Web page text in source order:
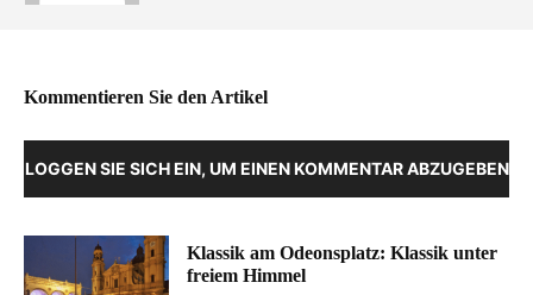
Kommentieren Sie den Artikel
LOGGEN SIE SICH EIN, UM EINEN KOMMENTAR ABZUGEBEN
Klassik am Odeonsplatz: Klassik unter
freiem Himmel